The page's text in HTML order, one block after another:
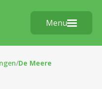
Menu
/De Meere